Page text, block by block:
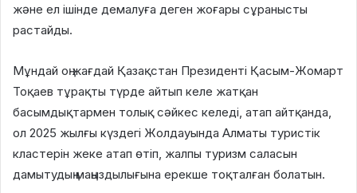
және ел ішінде демалуға деген жоғары сұранысты
растайды.
Мұндай оң жағдай Қазақстан Президенті Қасым-Жомарт
Тоқаев тұрақты түрде айтып келе жатқан
басымдықтармен толық сәйкес келеді, атап айтқанда,
ол 2025 жылғы күздегі Жолдауында Алматы туристік
кластерін жеке атап өтіп, жалпы туризм саласын
дамытудың маңыздылығына ерекше тоқталған болатын.